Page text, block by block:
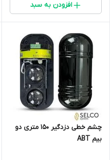
افزودن به سبد
چشم خطی دزدگیر 150 متری دو
بیم ABT